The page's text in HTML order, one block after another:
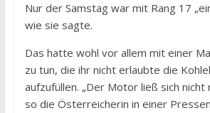
Nur der Samstag war mit Rang 17
wie sie sagte.
Das hatte wohl vor allem mit einer
zu tun, die ihr nicht erlaubte die
aufzufüllen. „Der Motor ließ sich nicht
so die Österreicherin in einer